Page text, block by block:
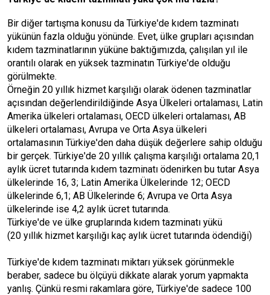
Bir diğer tartışma konusu da Türkiye'de kıdem tazminatı
yükünün fazla olduğu yönünde. Evet, ülke grupları açısından
kıdem tazminatlarının yüküne baktığımızda, çalışılan yıl ile
orantılı olarak en yüksek tazminatın Türkiye'de olduğu
görülmekte.
Örneğin 20 yıllık hizmet karşılığı olarak ödenen tazminatlar
açısından değerlendirildiğinde Asya Ülkeleri ortalaması, Latin
Amerika ülkeleri ortalaması, OECD ülkeleri ortalaması, AB
ülkeleri ortalaması, Avrupa ve Orta Asya ülkeleri
ortalamasının Türkiye'den daha düşük değerlere sahip olduğu
bir gerçek. Türkiye'de 20 yıllık çalışma karşılığı ortalama 20,1
aylık ücret tutarında kıdem tazminatı ödenirken bu tutar Asya
ülkelerinde 16, 3; Latin Amerika Ülkelerinde 12; OECD
ülkelerinde 6,1; AB Ülkelerinde 6; Avrupa ve Orta Asya
ülkelerinde ise 4,2 aylık ücret tutarında.
Türkiye'de ve ülke gruplarında kıdem tazminatı yükü
(20 yıllık hizmet karşılığı kaç aylık ücret tutarında ödendiği)
Türkiye'de kıdem tazminatı miktarı yüksek görünmekle
beraber, sadece bu ölçüyü dikkate alarak yorum yapmakta
yanlış. Çünkü resmi rakamlara göre, Türkiye'de sadece 100